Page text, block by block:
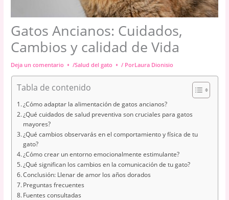
Gatos Ancianos: Cuidados,
Cambios y calidad de Vida
Deja un comentario /Salud del gato / PorLaura Dionisio
Tabla de contenido
¿Cómo adaptar la alimentación de gatos ancianos?
¿Qué cuidados de salud preventiva son cruciales para gatos
mayores?
¿Qué cambios observarás en el comportamiento y física de tu
gato?
¿Cómo crear un entorno emocionalmente estimulante?
¿Qué significan los cambios en la comunicación de tu gato?
Conclusión: Llenar de amor los años dorados
Preguntas frecuentes
Fuentes consultadas